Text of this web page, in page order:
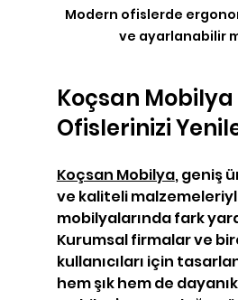
Modern ofislerde
ve ayarlanabilir
Koçsan Mobilya
Ofislerinizi
Koçsan Mobilya, geniş
ve kaliteli
mobilyalarında fark
Kurumsal firmalar ve
kullanıcıları için
hem şık hem de